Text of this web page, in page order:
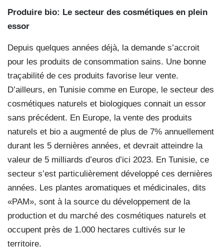
Produire bio: Le secteur des cosmétiques en plein
essor
Depuis quelques années déjà, la demande s’accroit
pour les produits de consommation sains. Une bonne
traçabilité de ces produits favorise leur vente.
D’ailleurs, en Tunisie comme en Europe, le secteur des
cosmétiques naturels et biologiques connait un essor
sans précédent. En Europe, la vente des produits
naturels et bio a augmenté de plus de 7% annuellement
durant les 5 dernières années, et devrait atteindre la
valeur de 5 milliards d’euros d’ici 2023. En Tunisie, ce
secteur s’est particulièrement développé ces dernières
années. Les plantes aromatiques et médicinales, dits
«PAM», sont à la source du développement de la
production et du marché des cosmétiques naturels et
occupent près de 1.000 hectares cultivés sur le
territoire.